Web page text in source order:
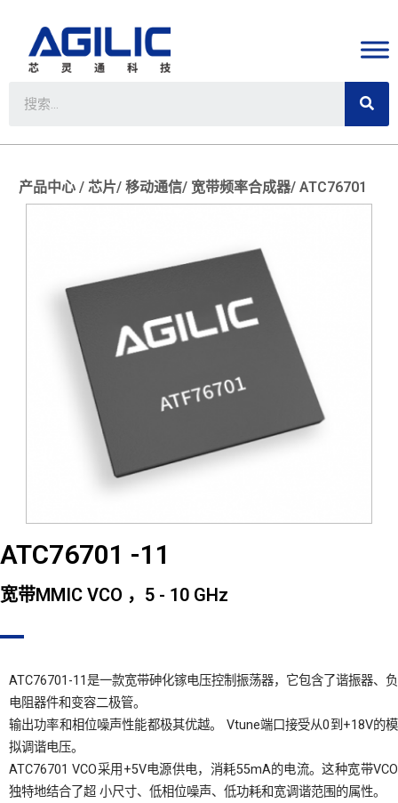
产品中心 / 芯片/ 移动通信/ 宽带频率合成器/ ATC76701
ATC76701 -11
宽带MMIC VCO ，5 - 10 GHz
ATC76701-11是一款宽带砷化镓电压控制振荡器，它包含了谐振器、负
电阻器件和变容二极管。
输出功率和相位噪声性能都极其优越。 Vtune端口接受从0到+18V的模
拟调谐电压。
ATC76701 VCO采用+5V电源供电，消耗55mA的电流。这种宽带VCO
独特地结合了超 小尺寸、低相位噪声、低功耗和宽调谐范围的属性。